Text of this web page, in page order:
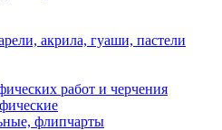
акрила, гуаши, пастели
работ и черчения
флипчарты